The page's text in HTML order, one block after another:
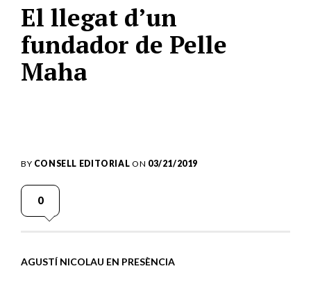
El llegat d’un
fundador de Pelle
Maha
BY CONSELL EDITORIAL ON 03/21/2019
0
AGUSTÍ NICOLAU EN PRESÈNCIA